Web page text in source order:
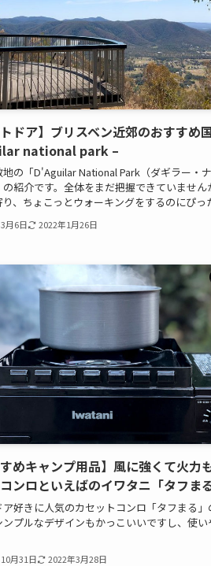
トドア】ブリスベン近郊のおすすめ
national park –
の「D'Aguilar National Park（ダギラー・
の紹介です。全体をまだ把握できていません
り、ちょこっとウォーキングをするのにぴっ
月6日 2022年1月26日
すめキャンプ用品】風に強くて火
ンロといえばのイワタニ「タフまる
ア好きに人気のカセットコンロ「タフまる
ンプルなデザインもかっこいいですし、使
月31日 2022年3月28日